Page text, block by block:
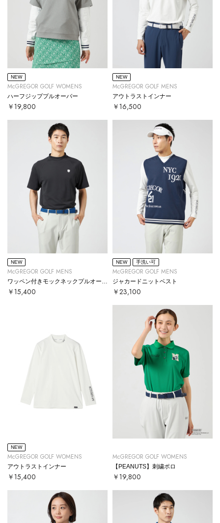
NEW
McGREGOR GOLF WOMENS
ハーフジッププルオーバー
￥19,800
NEW
McGREGOR GOLF MENS
アウトラストインナー
￥16,500
NEW
McGREGOR GOLF MENS
￥15,400
NEW 手洗い可
McGREGOR GOLF MENS
ジャカードニットベスト
￥23,100
NEW
McGREGOR GOLF WOMENS
アウトラストインナー
￥15,400
McGREGOR GOLF WOMENS
【PEANUTS】刺繍ポロ
￥19,800